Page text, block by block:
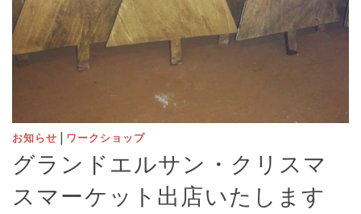
お知らせ | ワークショップ
グランドエルサン・クリスマ
スマーケット出店いたします